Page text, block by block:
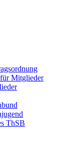
Mitglieder
ThSB